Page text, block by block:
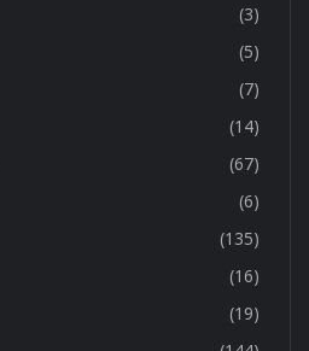
(3)
(5)
(7)
(14)
(67)
(6)
(135)
(16)
(19)